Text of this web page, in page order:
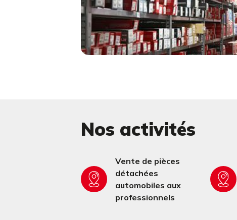
Nos activités
Vente de pièces
détachées
automobiles aux
professionnels